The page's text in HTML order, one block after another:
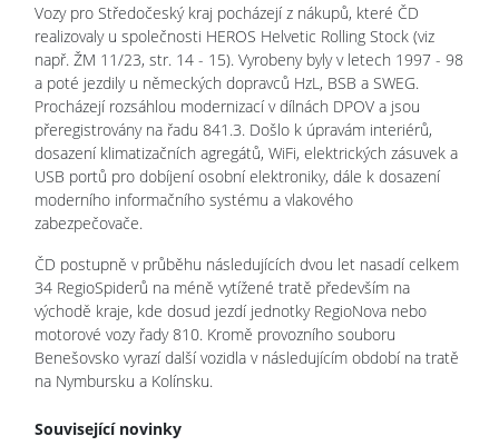
Vozy pro Středočeský kraj pocházejí z nákupů, které ČD
realizovaly u společnosti HEROS Helvetic Rolling Stock (viz
např. ŽM 11/23, str. 14 - 15). Vyrobeny byly v letech 1997 - 98
a poté jezdily u německých dopravců HzL, BSB a SWEG.
Procházejí rozsáhlou modernizací v dílnách DPOV a jsou
přeregistrovány na řadu 841.3. Došlo k úpravám interiérů,
dosazení klimatizačních agregátů, WiFi, elektrických zásuvek a
USB portů pro dobíjení osobní elektroniky, dále k dosazení
moderního informačního systému a vlakového
zabezpečovače.
ČD postupně v průběhu následujících dvou let nasadí celkem
34 RegioSpiderů na méně vytížené tratě především na
východě kraje, kde dosud jezdí jednotky RegioNova nebo
motorové vozy řady 810. Kromě provozního souboru
Benešovsko vyrazí další vozidla v následujícím období na tratě
na Nymbursku a Kolínsku.
Související novinky